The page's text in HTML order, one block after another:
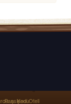
Burcu .ş. Kedi Oteli Pansiyonu